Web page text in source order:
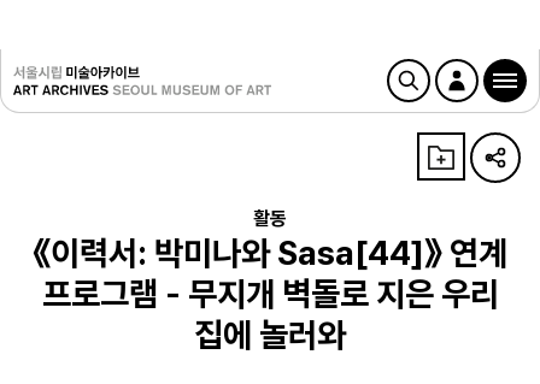
활동
《이력서: 박미나와 Sasa[44]》 연계
프로그램 - 무지개 벽돌로 지은 우리
집에 놀러와